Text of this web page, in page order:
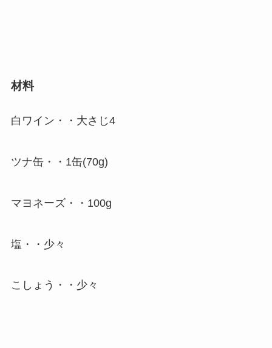
材料
白ワイン・・大さじ4
ツナ缶・・1缶(70g)
マヨネーズ・・100g
塩・・少々
こしょう・・少々